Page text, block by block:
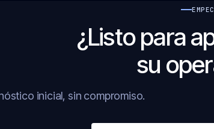
¿Listo para
su
inicial, sin compromiso.